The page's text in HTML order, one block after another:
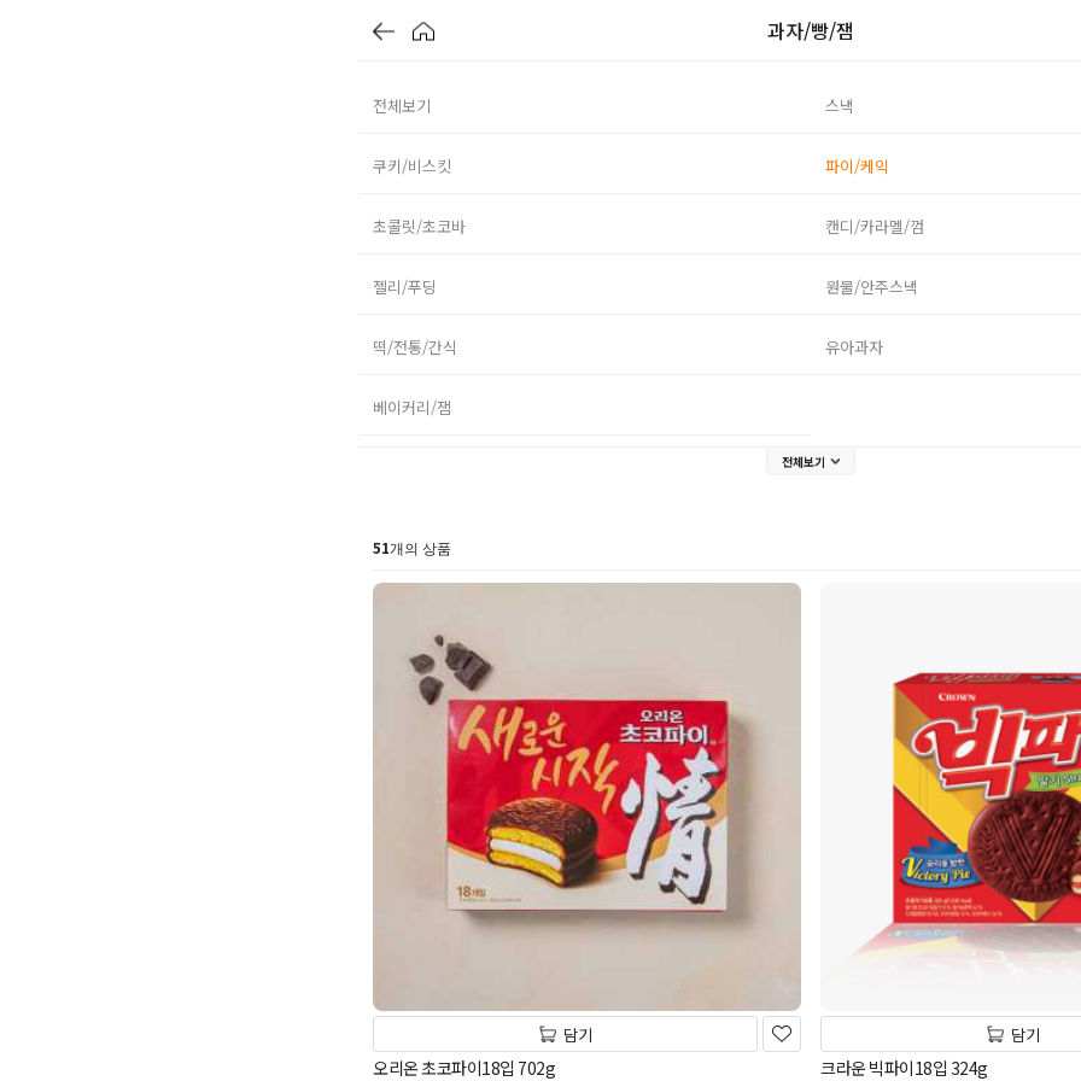
과자/빵/잼
전체보기 스낵
쿠키/비스킷 파이/케익
초콜릿/초코바 캔디/카라멜/껌
젤리/푸딩 원물/안주스낵
떡/전통/간식 유아과자
베이커리/잼
전체보기
51개의 상품
담기
오리온 초코파이18입 702g
담기
크라운 빅파이18입 324g